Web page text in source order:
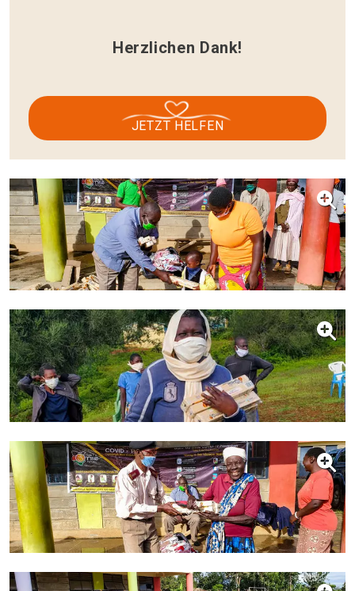
Herzlichen Dank!
JETZT HELFEN